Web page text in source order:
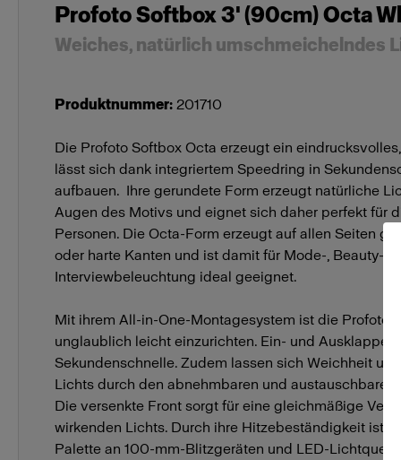
Stands and Adapters OCF Adapter
Zubehör für Softboxen Profoto
Profoto Softbox 3' (90cm) Octa
Weiches, natürlich umschmeichelndes
Produktnummer: 201710
Die Profoto Softbox Octa erzeugt ein
lässt sich dank integriertem Speedring in
aufbauen. Ihre gerundete Form erzeugt natürliche
Augen des Motivs und eignet sich daher perfekt für
Personen. Die Octa-Form erzeugt auf allen Seiten
oder harte Kanten und ist damit für Mode-, Beauty-,
Interviewbeleuchtung ideal geeignet.
Mit ihrem All-in-One-Montagesystem ist die Profoto
unglaublich leicht einzurichten. Ein- und Ausklappen
Sekundenschnelle. Zudem lassen sich Weichheit und
Lichts durch den abnehmbaren und austauschbaren
Die versenkte Front sorgt für eine gleichmäßige
wirkenden Lichts. Durch ihre Hitzebeständigkeit ist
Palette an 100-mm-Blitzgeräten und LED-